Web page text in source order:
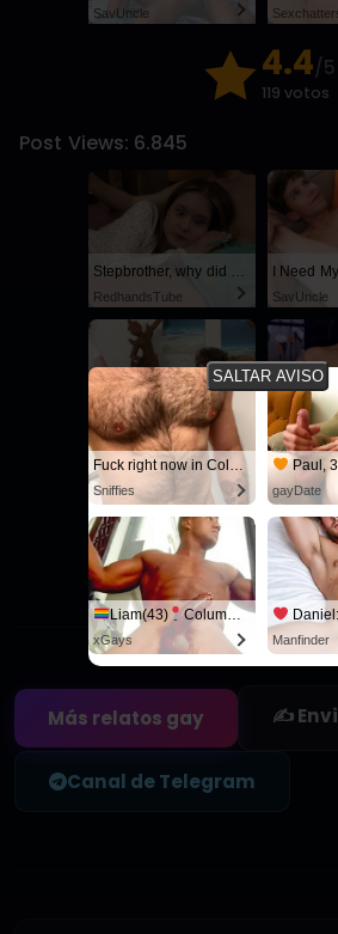
SayUncle
4.4/5
119 votos
Post Views: 6.845
Stepbrother, why did you show me your dick? Now I want to fuck you with my wet pussy
RedhandsTube
I Need
SayUncle
A Gorgeous Boy
SayUncle
Agregar a
Sé el primero en guardar
Más relatos gay ✍️
Canal de Telegram
Fuck right now in Columbus
Sniffies
Paul,
gayDate
Liam(43) Columbus
xGays
Daniel: I
Manfinder
SALTAR AVISO